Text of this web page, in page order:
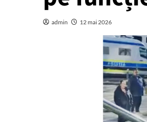
admin 12 mai 2026